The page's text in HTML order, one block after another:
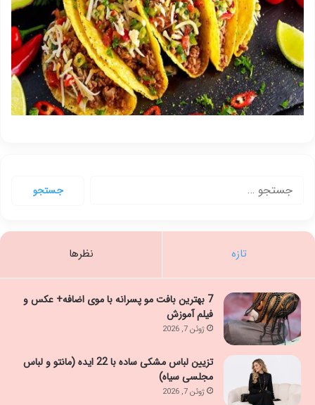
تازه نظرها
7 بهترین بافت مو پسرانه با موی اضافه+ عکس و
فیلم آموزش
ژوئن 7, 2026
تزیین لباس مشکی ساده با 22 ایده (مانتو و لباس
مجلسی سیاه)
ژوئن 7, 2026